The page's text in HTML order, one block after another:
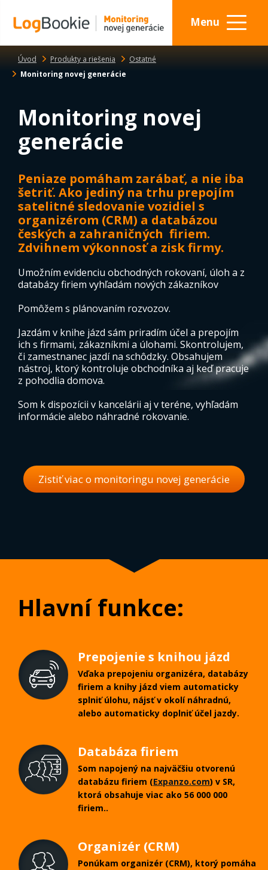
Menu
Úvod Produkty a riešenia
Ostatné
Monitoring novej generácie
Monitoring novej
generácie
Peniaze pomáham zarábať, a nie iba
šetriť. Ako jediný na trhu prepojím
satelitné sledovanie vozidiel s
organizérom (CRM) a databázou
českých a zahraničných firiem.
Zdvihnem výkonnosť a zisk firmy.
Umožním evidenciu obchodných rokovaní, úloh a z
databázy firiem vyhľadám nových zákazníkov
Pomôžem s plánovaním rozvozov.
Jazdám v knihe jázd sám priradím účel a prepojím
ich s firmami, zákazníkmi a úlohami. Skontrolujem,
či zamestnanec jazdí na schôdzky. Obsahujem
nástroj, ktorý kontroluje obchodníka aj keď pracuje
z pohodlia domova.
Som k dispozícii v kancelárii aj v teréne, vyhľadám
informácie alebo náhradné rokovanie.
Zistiť viac o monitoringu novej generácie
Hlavní funkce:
Prepojenie s knihou jázd
Vďaka prepojeniu organizéra, databázy
firiem a knihy jázd viem automaticky
splniť úlohu, nájsť v okolí náhradnú,
alebo automaticky doplniť účel jazdy.
Databáza firiem
Som napojený na najväčšiu otvorenú
databázu firiem (Expanzo.com) v SR,
ktorá obsahuje viac ako 56 000 000
firiem..
Organizér (CRM)
Ponúkam organizér (CRM), ktorý pomáha